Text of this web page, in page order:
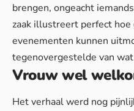
brengen, ongeacht
zaak illustreert perfect
evenementen kunnen
tegenovergestelde van
Vrouw wel
Het verhaal werd nog